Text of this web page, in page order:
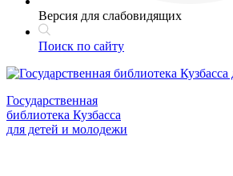
Версия для слабовидящих
Поиск по сайту
Государственная
библиотека Кузбасса
для детей и молодежи